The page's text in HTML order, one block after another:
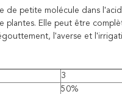
de petite molécule dans
Elle peut être
l'averse et
3
50%